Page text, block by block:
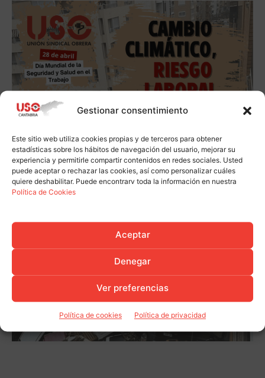
Gestionar consentimiento
Este sitio web utiliza cookies propias y de terceros para obtener
estadísticas sobre los hábitos de navegación del usuario, mejorar su
experiencia y permitirle compartir contenidos en redes sociales. Usted
puede aceptar o rechazar las cookies, así como personalizar cuáles
quiere deshabilitar. Puede encontrarv toda la información en nuestra
Política de Cookies
Aceptar
Denegar
Ver preferencias
Política de cookies Política de privacidad